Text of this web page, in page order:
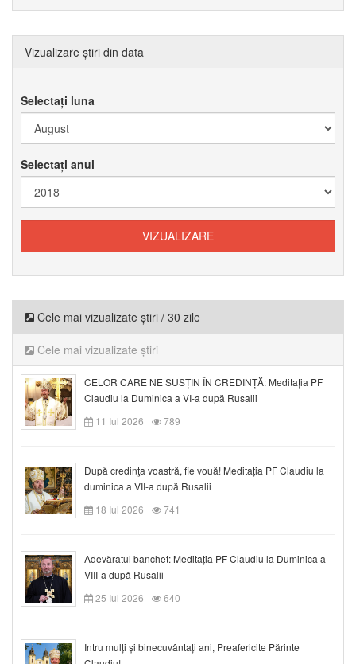
Vizualizare știri din data
Selectați luna
Selectați anul
Cele mai vizualizate știri / 30 zile
Cele mai vizualizate știri
CELOR CARE NE SUSȚIN ÎN CREDINȚĂ: Meditația PF
Claudiu la Duminica a VI-a după Rusalii
11 Iul 2026
789
După credinţa voastră, fie vouă! Meditația PF Claudiu la
duminica a VII-a după Rusalii
18 Iul 2026
741
Adevăratul banchet: Meditația PF Claudiu la Duminica a
VIII-a după Rusalii
25 Iul 2026
640
Întru mulți și binecuvântați ani, Preafericite Părinte